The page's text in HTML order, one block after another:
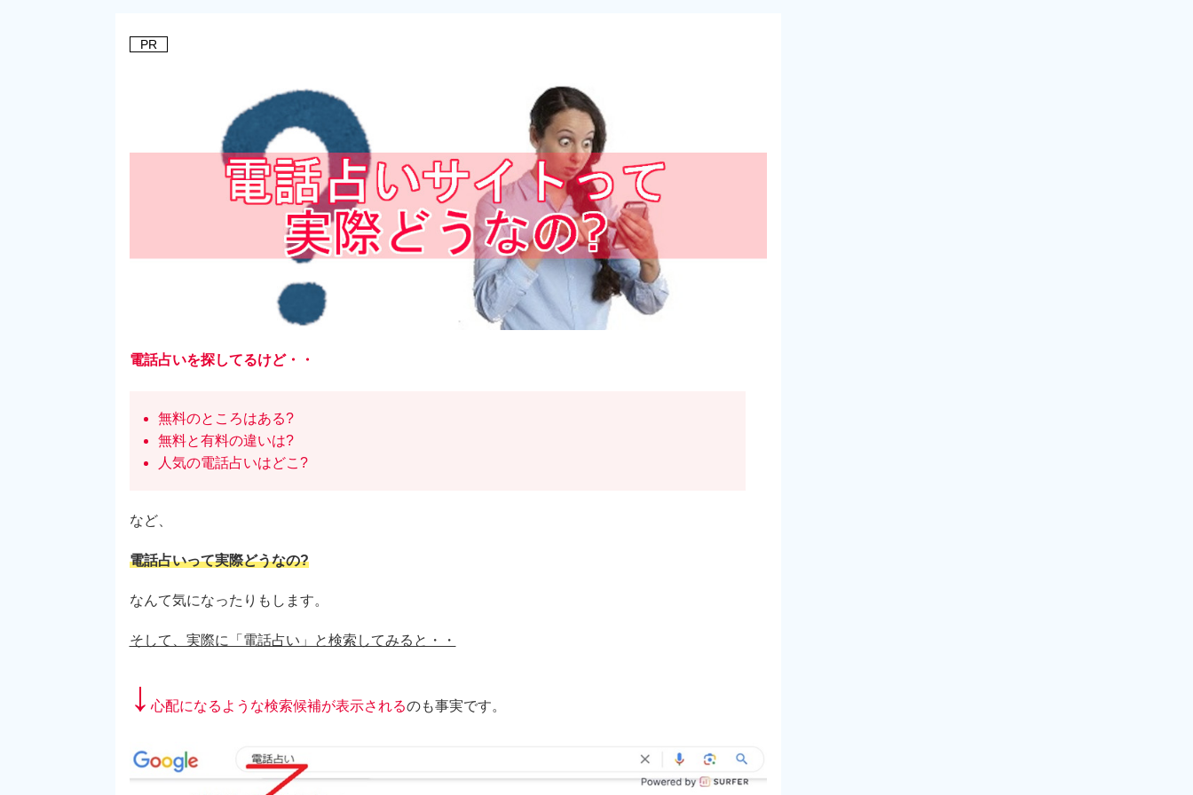
PR
電話占いを探してるけど・・
無料のところはある?
無料と有料の違いは?
人気の電話占いはどこ?
など、
電話占いって実際どうなの?
なんて気になったりもします。
そして、実際に「電話占い」と検索してみると・・
↓ 心配になるような検索候補が表示されるのも事実です。